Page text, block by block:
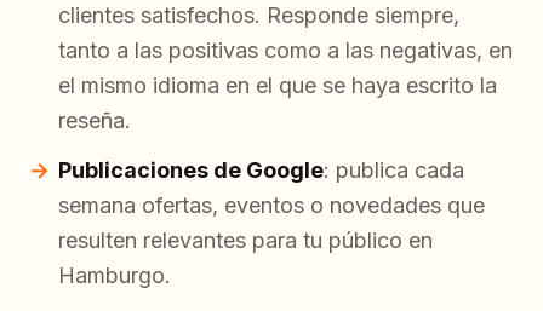
clientes satisfechos. Responde siempre,
tanto a las positivas como a las negativas, en
el mismo idioma en el que se haya escrito la
reseña.
Publicaciones de Google: publica cada
semana ofertas, eventos o novedades que
resulten relevantes para tu público en
Hamburgo.